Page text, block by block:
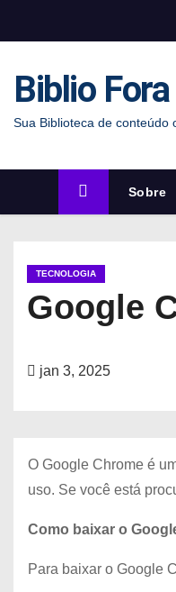
n
Biblio
Sua Biblioteca de conteúdo
Sobre
TECNOLOGIA
Google
jan 3, 2025
O Google Chrome é
uso. Se você está
Como baixar o
Para baixar o Google